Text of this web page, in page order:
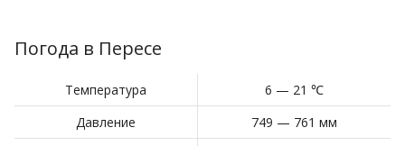
Погода в Пересе
Температура
6 — 21 ℃
Давление
749 — 761 мм